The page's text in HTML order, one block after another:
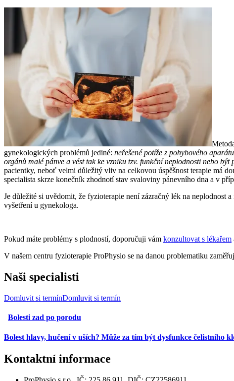
gynekologických problémů jediné: neřešené potíže z pohybového
orgánů malé pánve a vést tak ke vzniku tzv. funkční neplodnosti nebo
pacientky, neboť velmi důležitý vliv na celkovou úspěšnost terapie má
specialista skrze konečník zhodnotí stav svaloviny pánevního dna a v
Je důležité si uvědomit, že fyzioterapie není zázračný lék na
vyšetření u gynekologa.
Pokud máte problémy s plodností, doporučuji vám konzultovat s lékařem
V našem centru fyzioterapie ProPhysio se na danou problematiku
Naši specialisti
Domluvit si termínDomluvit si termín
Bolesti zad po porodu
Bolest hlavy, hučení v uších? Může za tím být dysfunkce čelistního
Kontaktní informace